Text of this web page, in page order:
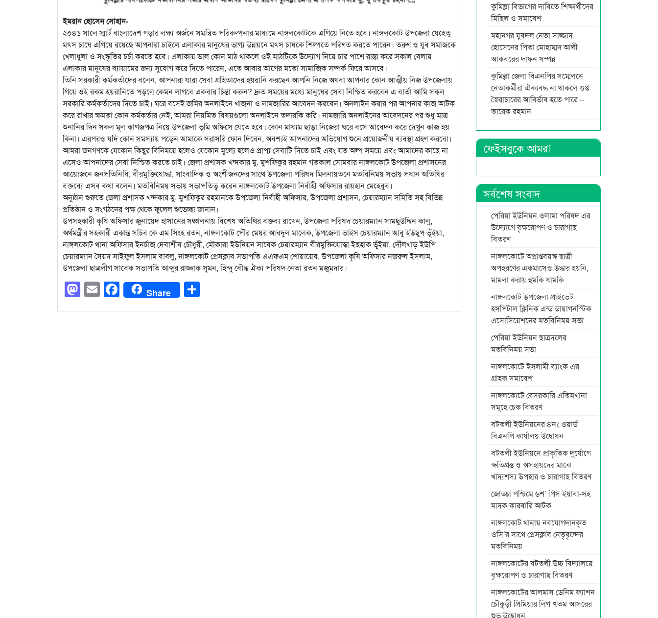
ইমরান হোসেন সোহান-
২০৪১ সালে স্মার্ট বাংলাদেশ গড়ার লক্ষ্য অর্জনে সমন্বিত পরিকল্পনার মাধ্যমে নাঙ্গলকোটকে এগিয়ে নিতে হবে। নাঙ্গলকোট উপজেলা যেহেতু
মৎস চাষে এগিয়ে রয়েছে আপনারা চাইলে এলাকার মানুষের ভাগ্য উন্নয়নে মৎস চাষকে শিল্পতে পরিণত করতে পারেন। তরুণ ও যুব সমাজকে
খেলাধুলা ও সংস্কৃতির চর্চা করতে হবে। এলাকায় ভাল কোন মাঠ থাকলে ওই মাঠটিকে উদ্যোগ নিয়ে চার পাশে রাস্তা করে সকাল বেলায়
এলাকার মানুষের ব্যায়ামের জন্য সুযোগ করে দিতে পারেন, এতে আবার আগের মতো সামাজিক সম্পর্ক ফিরে আসবে।
তিনি সরকারী কর্মকর্তাদের বলেন, আপনারা যারা সেবা গ্রহিতাদের হয়রানি করছেন আপনি নিজে অথবা আপনার কোন আত্মীয় নিজ উপজেলায়
গিয়ে ওই রকম হয়রানিতে পড়লে কেমন লাগবে একবার চিন্তা করুন? দ্রুত সময়ের মধ্যে মানুষের সেবা নিশ্চিত করবেন এ বার্তা আমি সকল
সরকারি কর্মকর্তাদের দিতে চাই। ঘরে বসেই জমির অনলাইনে খাজনা ও নামজারির আবেদন করবেন। অনলাইন করার পর আপনার কাজ আটক
করে রাখার ক্ষমতা কোন কর্মকর্তার নেই, আমরা নিয়মিত বিষয়গুলো অনলাইনে তদারকি করি। নামজারি অনলাইনের আবেদনের পর শুধু মাত্র
শুনানির দিন সকল মূল কাগজপত্র নিয়ে উপজেলা ভূমি অফিসে যেতে হবে। কোন মাধ্যম ছাড়া নিজেরা ঘরে বসে আবেদন করে দেখুন কাজ হয়
কিনা। এরপরও যদি কোন সমস্যায় পড়েন আমাকে সরাসরি ফোন দিবেন, অবশ্যই আপনাদের অভিযোগ শুনে প্রয়োজনীয় ব্যবস্থা গ্রহণ করবো।
আমরা জনগণকে যেকোন কিছুর বিনিময়ে হলেও যেকোন মূল্যে হলেও প্রাপ্য সেবাটি দিতে চাই এবং যত অল্প সময়ে এবং আমাদের কাছে না
এসেও আপনাদের সেবা নিশ্চিত করতে চাই। জেলা প্রশাসক খন্দকার মু. মুশফিকুর রহমান গতকাল সোমবার নাঙ্গলকোট উপজেলা প্রশাসনের
আয়োজনে জনপ্রতিনিধি, বীরমুক্তিযোদ্ধা, সাংবাদিক ও অংশীজনদের সাথে উপজেলা পরিষদ মিলনায়তনে মতবিনিময় সভায় প্রধান অতিথির
বক্তব্যে এসব কথা বলেন। মতবিনিময় সভায় সভাপতিত্ব করেন নাঙ্গলকোট উপজেলা নির্বাহী অফিসার রায়হান মেহেবুব।
অনুষ্ঠান শুরুতে জেলা প্রশাসক খন্দকার মু. মুশফিকুর রহমানকে উপজেলা নির্বাহী অফিসার, উপজেলা প্রশাসন, চেয়ারম্যান সমিতি সহ বিভিন্ন
প্রতিষ্ঠান ও সংগঠনের পক্ষ থেকে ফুলেল শুভেচ্ছা জানান।
উপসহকারী কৃষি অফিসার জুনায়েদ হাসানের সঞ্চালনায় বিশেষ অতিথির বক্তব্য রাখেন, উপজেলা পরিষদ চেয়ারম্যান সামছুউদ্দিন কালু,
অর্থমন্ত্রীর সহকারী একান্ত সচিব কে এম সিংহ রতন, নাঙ্গলকোট পৌর মেয়র আবদুল মালেক, উপজেলা ভাইস চেয়ারম্যান আবু ইউছুপ ভূঁইয়া,
নাঙ্গলকোট থানা অফিসার ইনর্চাজ দেবাশীষ চৌধুরী, মৌকারা ইউনিয়ন সাবেক চেয়ারম্যান বীরমুক্তিযোদ্ধা ইছহাক ভূঁইয়া, দৌঁলখাড় ইউপি
চেয়ারম্যান সৈয়দ সাইফুল ইসলাম বাবলু, নাঙ্গলকোট প্রেসক্লাব সভাপতি এএফএম শোয়ায়েব, উপজেলা কৃষি অফিসার নজরুল ইসলাম,
উপজেলা ছাত্রলীগ সাবেক সভাপতি আব্দুর রাজ্জাক সুমন, হিন্দু বৌদ্ধ ঐক্য পরিষদ নেতা রতন মজুমদার।
Mastodon
EmailFacebook
Share
কুমিল্লা বিভাগের দাবিতে শিক্ষার্থীদের
মিছিল ও সমাবেশ
মহানগর যুবদল নেতা সাজ্জাদ
হোসেনের পিতা মোহাম্মদ আলী
আকবরের দাফন সম্পন্ন
কুমিল্লা জেলা বিএনপির সম্মেলনে
নেতাকর্মীরা ঐক্যবদ্ধ না থাকলে গুপ্ত
স্বৈরাচারের আবির্ভাব হতে পারে –
তারেক রহমান
ফেইসবুকে আমরা
সর্বশেষ সংবাদ
পেরিয়া ইউনিয়ন ওলামা পরিষদ এর
উদ্যোগে বৃক্ষরোপণ ও চারাগাছ
বিতরণ
নাঙ্গলকোটে অপ্রাপ্তবয়স্ক ছাত্রী
অপহরণের একমাসেও উদ্ধার হয়নি,
মামলা করায় হুমকি ধামকি
নাঙ্গলকোট উপজেলা প্রাইভেট
হসপিটাল ক্লিনিক এন্ড ডায়াগনস্টিক
এসোসিয়েশনের মতবিনিময় সভা
পেরিয়া ইউনিয়ন ছাত্রদলের
মতবিনিময় সভা
নাঙ্গলকোটে ইসলামী ব্যাংক এর
গ্রাহক সমাবেশ
নাঙ্গলকোটে বেসরকারি এতিমখানা
সমূহে চেক বিতরণ
বটতলী ইউনিয়নের ৪নং ওয়ার্ড
বিএনপি কার্যালয় উদ্বোধন
বটতলী ইউনিয়নে প্রাকৃতিক দুর্যোগে
ক্ষতিগ্রস্ত ও অসহায়দের মাঝে
খাদ্যশস্য উপহার ও চারাগাছ বিতরণ
জোড্ডা পশ্চিমে ৬শ’ পিস ইয়াবা-সহ
মাদক কারবারি আটক
নাঙ্গলকোট থানায় নবযোগদানকৃত
ওসি’র সাথে প্রেসক্লাব নেতৃবৃন্দের
মতবিনিময়
নাঙ্গলকোটের বটতলী উচ্চ বিদ্যালয়ে
বৃক্ষরোপণ ও চারাগাছ বিতরণ
নাঙ্গলকোটের আলমাস ডেনিম ফ্যাশন
চৌকুড়ী প্রিমিয়ার লিগ ৭তম আসরের
শুভ উদ্বোধন